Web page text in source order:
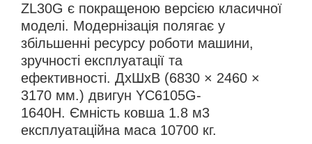
ZL30G є покращеною версією класичної
моделі. Модернізація полягає у
збільшенні ресурсу роботи машини,
зручності експлуатації та
ефективності. ДхШхВ (6830 × 2460 ×
3170 мм.) двигун YC6105G-
1640H. Ємність ковша 1.8 м3
експлуатаційна маса 10700 кг.